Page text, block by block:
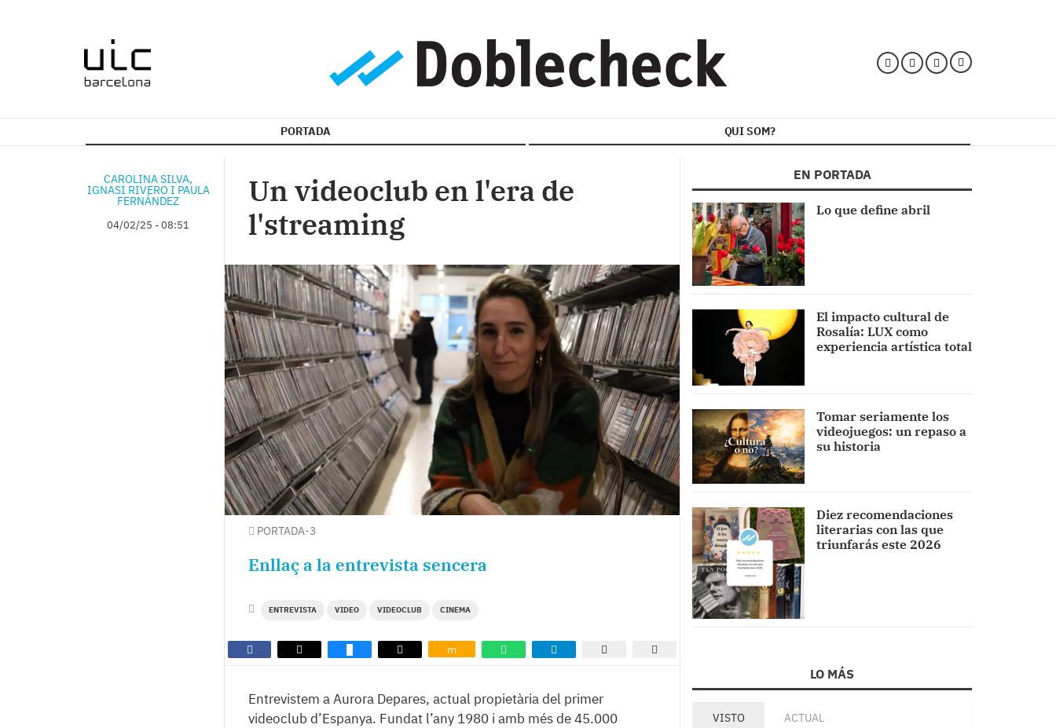
PORTADA QUI SOM?
CAROLINA SILVA,
IGNASI RIVERO I PAULA
FERNÁNDEZ
04/02/25 - 08:51
Un videoclub en l'era de
l'streaming
PORTADA-3
Enllaç a la entrevista sencera
ENTREVISTA VIDEO VIDEOCLUB CINEMA
m
Entrevistem a Aurora Depares, actual propietària del primer
videoclub d’Espanya. Fundat l’any 1980 i amb més de 45.000
EN PORTADA
Lo que define abril
El impacto cultural de
Rosalía: LUX como
experiencia artística total
Tomar seriamente los
videojuegos: un repaso a
su historia
Diez recomendaciones
literarias con las que
triunfarás este 2026
LO MÁS
VISTO ACTUAL